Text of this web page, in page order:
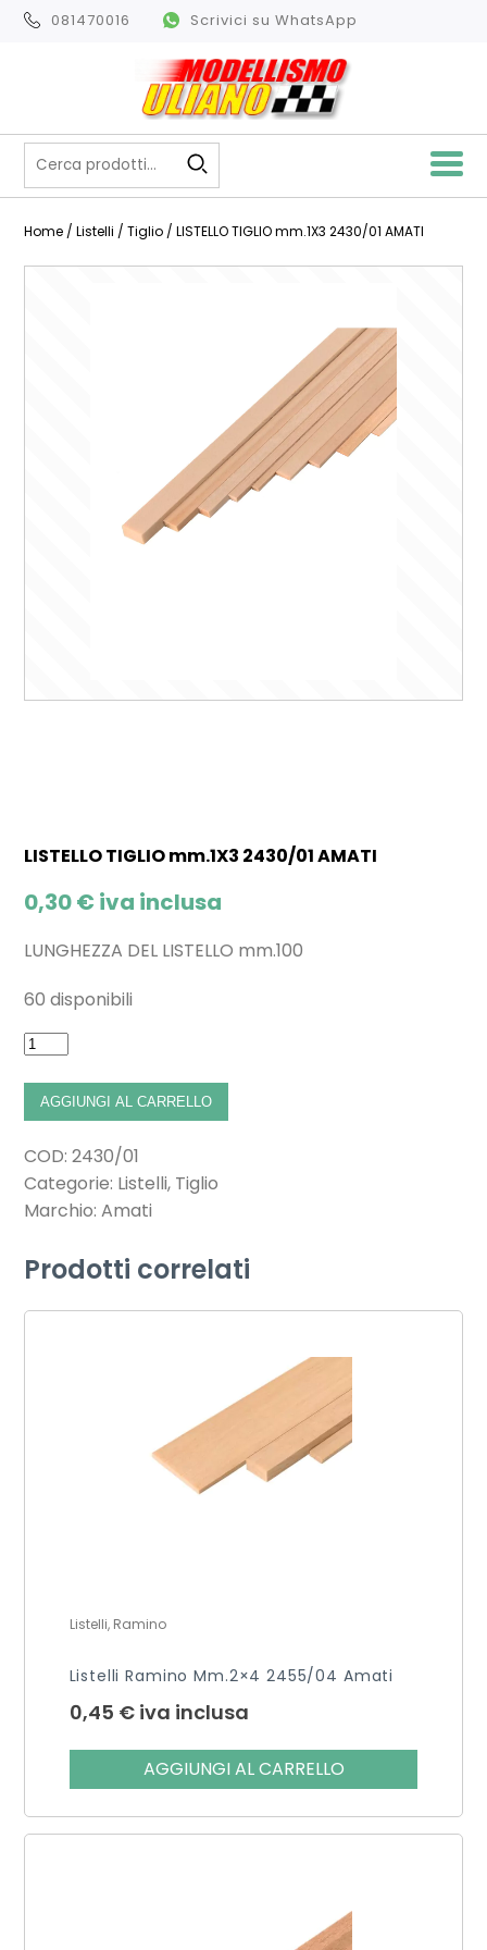
081470016 Scrivici su WhatsApp
Home /Listelli /Tiglio / LISTELLO TIGLIO mm.1X3 2430/01 AMATI
LISTELLO TIGLIO mm.1X3 2430/01 AMATI
0,30€ iva inclusa
LUNGHEZZA DEL LISTELLO mm.100
60 disponibili
AGGIUNGI AL CARRELLO
COD:2430/01
Categorie: Listelli, Tiglio
Marchio:Amati
Prodotti correlati
Listelli, Ramino
Listelli Ramino Mm.2×4 2455/04 Amati
0,45 € iva inclusa
AGGIUNGI AL CARRELLO